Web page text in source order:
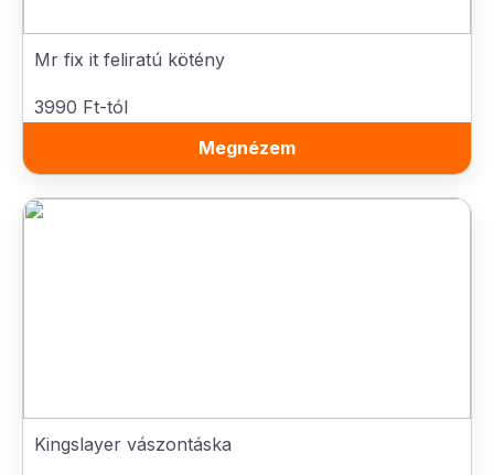
Mr fix it feliratú kötény
3990 Ft-tól
Megnézem
Kingslayer vászontáska